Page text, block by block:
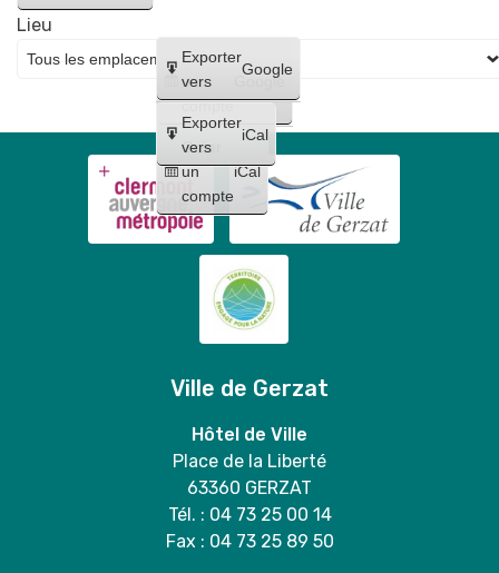
Créer
un
compte
Google
Créer
un
compte
iCal
Exporter
vers
Google
Exporter
vers
iCal
Lieu
Ville de Gerzat
Hôtel de Ville
Place de la Liberté
63360 GERZAT
Tél. : 04 73 25 00 14
Fax : 04 73 25 89 50